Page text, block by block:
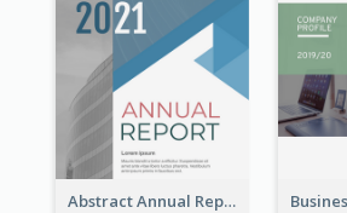
Abstract Annual Report